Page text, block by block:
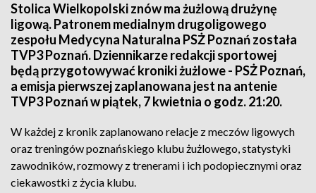
Stolica Wielkopolski znów ma żużlową drużynę
ligową. Patronem medialnym drugoligowego
zespołu Medycyna Naturalna PSŻ Poznań została
TVP3 Poznań. Dziennikarze redakcji sportowej
będą przygotowywać kroniki żużlowe - PSŻ Poznań,
a emisja pierwszej zaplanowana jest na antenie
TVP3 Poznań w piątek, 7 kwietnia o godz. 21:20.
W każdej z kronik zaplanowano relacje z meczów ligowych
oraz treningów poznańskiego klubu żużlowego, statystyki
zawodników, rozmowy z trenerami i ich podopiecznymi oraz
ciekawostki z życia klubu.